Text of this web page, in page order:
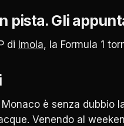
pista. Gli
di Imola, la Formula 1
è senza
Venendo al